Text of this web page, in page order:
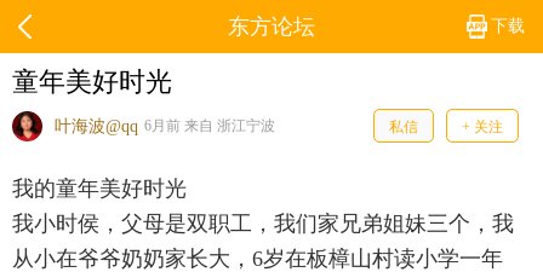
下载
东方论坛
童年美好时光
叶海波@qq 6月前 来自 浙江宁波 私信 + 关注
我的童年美好时光
我小时侯，父母是双职工，我们家兄弟姐妹三个，我
从小在爷爷奶奶家长大，6岁在板樟山村读小学一年